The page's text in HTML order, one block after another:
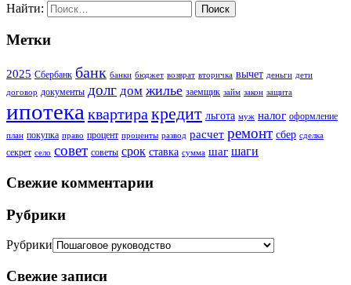
Найти:
Метки
2025 Сбербанк банк банки бюджет возврат вторичка вычет деньги дети
договор документы долг дом жилье заемщик займ закон защита
ипотека квартира кредит льгота муж налог оформление
план покупка право процент проценты развод расчет ремонт сбер сделка
секрет село совет советы срок ставка сумма шаг шаги
Свежие комментарии
Рубрики
Рубрики
Свежие записи